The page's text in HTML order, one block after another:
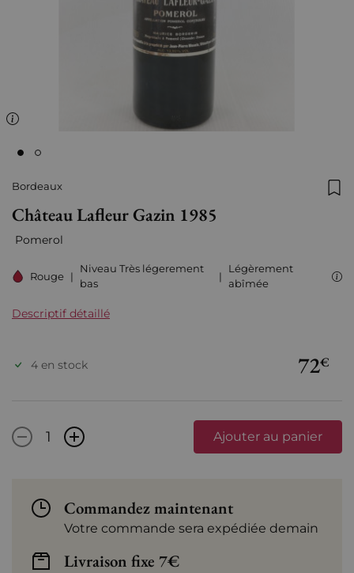
Bordeaux
Château Lafleur Gazin 1985
Pomerol
Rouge |
Niveau Très légerement
bas
|
Légèrement
abîmée
Descriptif détaillé
72€
4 en stock
- + Ajouter au panier
Commandez maintenant
Votre commande sera expédiée demain
Livraison fixe 7€